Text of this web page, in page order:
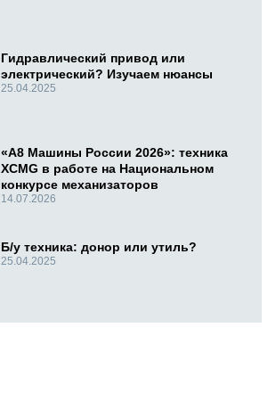
Гидравлический привод или
электрический? Изучаем нюансы
25.04.2025
«А8 Машины России 2026»: техника
XCMG в работе на Национальном
конкурсе механизаторов
14.07.2026
Б/у техника: донор или утиль?
25.04.2025